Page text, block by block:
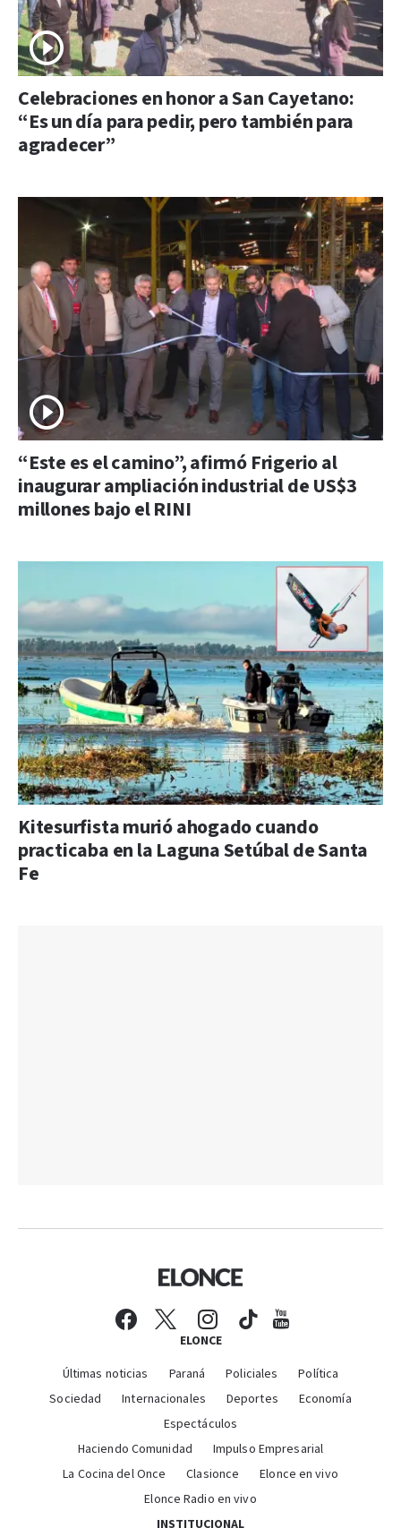
Celebraciones en honor a San Cayetano:
“Es un día para pedir, pero también para
agradecer”
“Este es el camino”, afirmó Frigerio al
inaugurar ampliación industrial de US$3
millones bajo el RINI
Kitesurfista murió ahogado cuando
practicaba en la Laguna Setúbal de Santa
Fe
ELONCE
Últimas noticias Paraná Policiales
Política
Sociedad
Internacionales Deportes
Economía
Espectáculos
Haciendo Comunidad
Impulso Empresarial
La Cocina del Once
Clasionce
Elonce en vivo
Elonce Radio en vivo
INSTITUCIONAL